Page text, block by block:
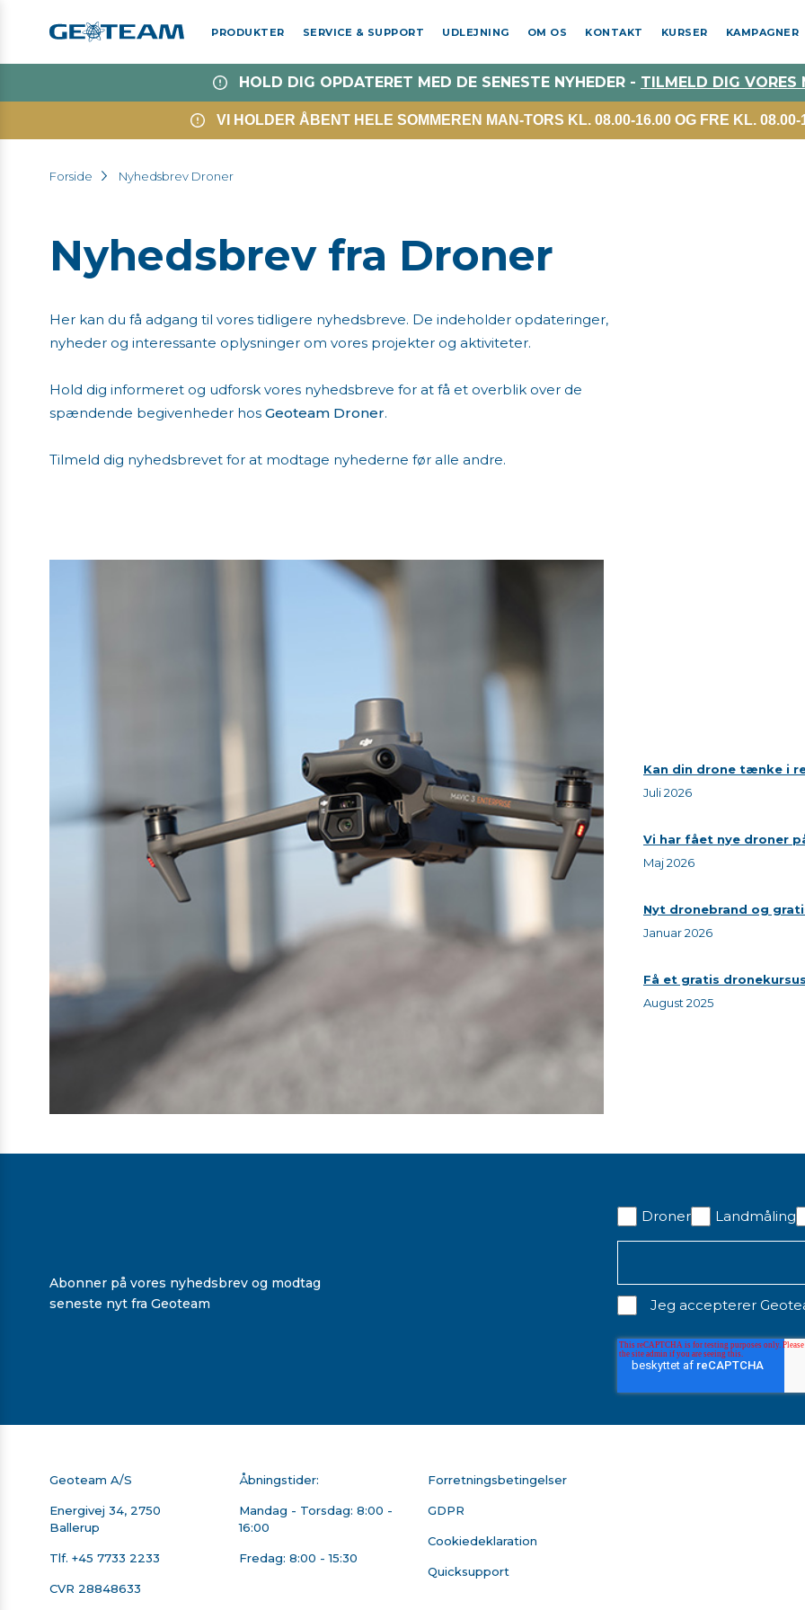
PRODUKTER SERVICE & SUPPORT UDLEJNING OM OS KONTAKT KURSER KAMPAGNER
HOLD DIG OPDATERET MED DE SENESTE NYHEDER - TILMELD DIG VORES
VI HOLDER ÅBENT HELE SOMMEREN MAN-TORS KL. 08.00-16.00 OG FRE KL. 08.00-
Forside Nyhedsbrev Droner
Nyhedsbrev fra Droner
Her kan du få adgang til vores tidligere nyhedsbreve. De indeholder opdateringer,
nyheder og interessante oplysninger om vores projekter og aktiviteter.
Hold dig informeret og udforsk vores nyhedsbreve for at få et overblik over de
spændende begivenheder hos Geoteam Droner.
​​​​​​​Tilmeld dig nyhedsbrevet for at modtage nyhederne før alle andre.
Kan din drone tænke i
Juli 2026
Vi har fået nye droner
Maj 2026
Nyt dronebrand og
Januar 2026
Få et gratis dronekursus
August 2025
Abonner på vores nyhedsbrev og modtag
seneste nyt fra Geoteam
Droner Landmåling
Jeg accepterer
Geoteam A/S
Energivej 34, 2750
Ballerup
Tlf. +45 7733 2233
CVR 28848633
Åbningstider:
Mandag - Torsdag: 8:00 -
16:00
Fredag: 8:00 - 15:30
Forretningsbetingelser
GDPR
Cookiedeklaration
Quicksupport